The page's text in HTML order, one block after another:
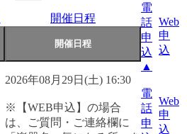
開催日程
電
話
申
込
▲
Web
申
込
2026年08月29日(土) 16:30
※【WEB申込】の場合
は、ご質問・ご連絡欄に
電
話
申
Web
申
込